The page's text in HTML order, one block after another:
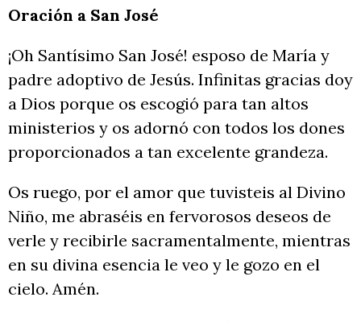
Oración a San José
¡Oh Santísimo San José! esposo de María y
padre adoptivo de Jesús. Infinitas gracias doy
a Dios porque os escogió para tan altos
ministerios y os adornó con todos los dones
proporcionados a tan excelente grandeza.
Os ruego, por el amor que tuvisteis al Divino
Niño, me abraséis en fervorosos deseos de
verle y recibirle sacramentalmente, mientras
en su divina esencia le veo y le gozo en el
cielo. Amén.